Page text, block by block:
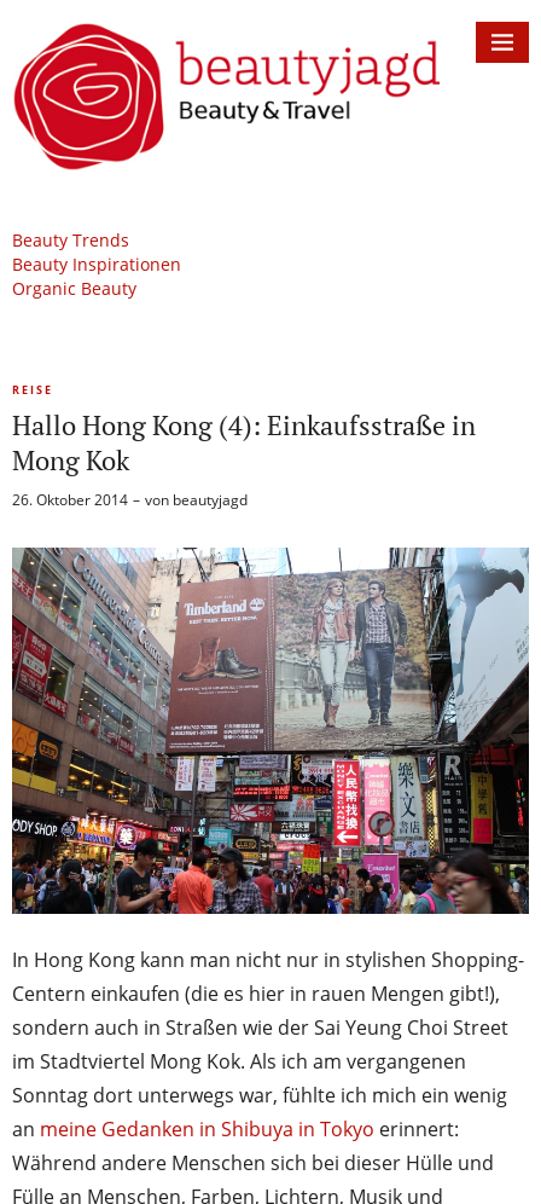
Beauty Trends
Beauty Inspirationen
Organic Beauty
REISE
Hallo Hong Kong (4): Einkaufsstraße in
Mong Kok
26. Oktober 2014 von beautyjagd
In Hong Kong kann man nicht nur in stylishen Shopping-
Centern einkaufen (die es hier in rauen Mengen gibt!),
sondern auch in Straßen wie der Sai Yeung Choi Street
im Stadtviertel Mong Kok. Als ich am vergangenen
Sonntag dort unterwegs war, fühlte ich mich ein wenig
an meine Gedanken in Shibuya in Tokyo erinnert:
Während andere Menschen sich bei dieser Hülle und
Fülle an Menschen, Farben, Lichtern, Musik und